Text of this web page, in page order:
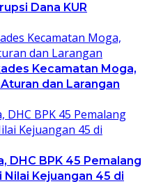
Dana KUR
Kecamatan Moga,
dan Larangan
DHC BPK 45 Pemalang
Nilai Kejuangan 45 di